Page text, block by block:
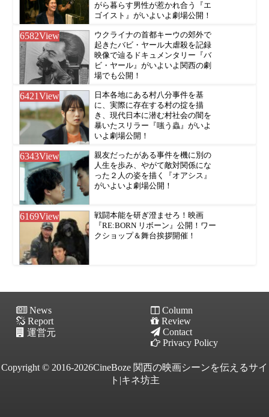
がら暮らす男性が惹かれ合う『エ
ゴイスト』がいよいよ劇場公開！
6582View
ウクライナの首都キーウの郊外で
起きたバビ・ヤール大虐殺を記録
映像で辿るドキュメンタリー『バ
ビ・ヤール』がいよいよ関西の劇
場でも公開！
6421View
日本各地にある村八分事件を基
に、実際に存在する村の掟を描
き、現代日本に潜む村社会の闇を
暴いたスリラー『嗤う蟲』がいよ
いよ劇場公開！
6343View
親友だったがある事件を機に別の
人生を歩み、やがて敵対関係にな
った２人の姿を描く『オアシス』
がいよいよ劇場公開！
6169View
戦闘本能を研ぎ澄ませろ！映画
『RE:BORN リボーン』公開！ワー
クショップ＆舞台挨拶開催！
News
Column
Report
Review
運営元
Contact
Privacy Policy
Copyright © 2016-2026CineBoze 関西の映画シーンを伝えるサイ
ト|キネ坊主